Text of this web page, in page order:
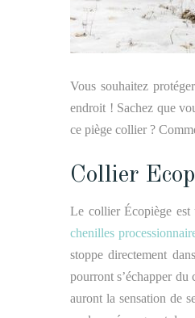
Vous souhaitez
endroit ! Sachez que
ce piège collier ?
Collier
Le collier Écopiège est
chenilles
stoppe directement
pourront s’échapper du
auront la sensation de